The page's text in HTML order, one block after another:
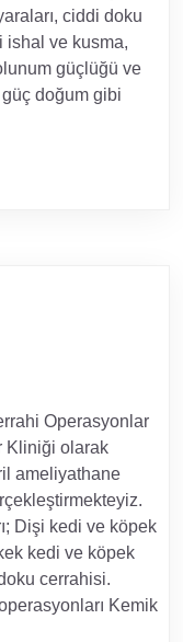
ciddi doku
ishal ve kusma,
güçlüğü ve
doğum gibi
Operasyonlar
Kliniği olarak
ameliyathane
Dişi kedi ve köpek
kedi ve köpek
cerrahisi.
Kemik